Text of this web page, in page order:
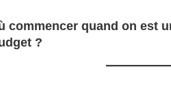
commencer quand on est
?